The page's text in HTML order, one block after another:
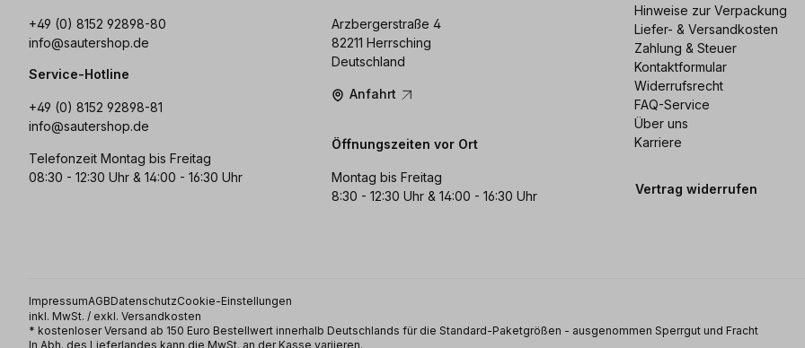
+49 (0) 8152 92898-80
info@sautershop.de
Service-Hotline
+49 (0) 8152 92898-81
info@sautershop.de
Telefonzeit Montag bis Freitag
08:30 - 12:30 Uhr & 14:00 - 16:30 Uhr
Arzbergerstraße 4
82211 Herrsching
Deutschland
Anfahrt
Öffnungszeiten vor Ort
Montag bis Freitag
8:30 - 12:30 Uhr & 14:00 - 16:30 Uhr
Hinweise zur Verpackung
Liefer- & Versandkosten
Zahlung & Steuer
Kontaktformular
Widerrufsrecht
FAQ-Service
Über uns
Karriere
Vertrag widerrufen
ImpressumAGBDatenschutzCookie-Einstellungen
inkl. MwSt. / exkl. Versandkosten
* kostenloser Versand ab 150 Euro Bestellwert innerhalb Deutschlands für die Standard-Paketgrößen - ausgenommen Sperrgut und Fracht
In Abh. des Lieferlandes kann die MwSt. an der Kasse variieren.